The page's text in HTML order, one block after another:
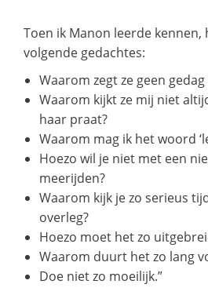
Toen ik Manon leerde kennen,
volgende gedachtes:
Waarom zegt ze geen
Waarom kijkt ze mij niet
haar praat?
Waarom mag ik het woord
Hoezo wil je niet met een
meerijden?
Waarom kijk je zo serieus
overleg?
Hoezo moet het zo
Waarom duurt het zo lang
Doe niet zo moeilijk.”